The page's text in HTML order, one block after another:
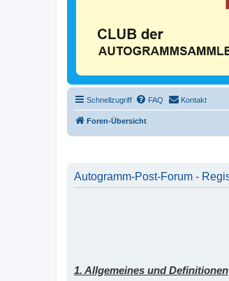
Schnellzugriff FAQ Kontakt
Foren-Übersicht
Autogramm-Post-Forum -
1. Allgemeines und Definitionen